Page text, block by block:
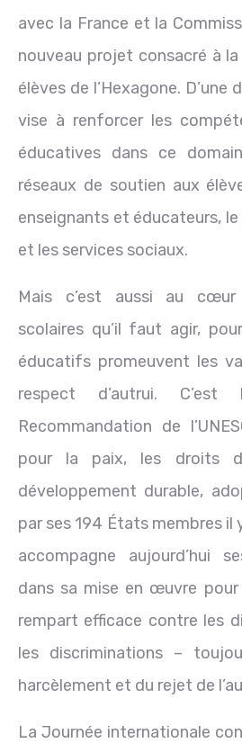
avec la France et la
nouveau projet consacré à
élèves de l’Hexagone. D’une
vise à renforcer les
éducatives dans ce
réseaux de soutien aux
enseignants et éducateurs,
et les services sociaux.
Mais c’est aussi au cœur
scolaires qu’il faut agir,
éducatifs promeuvent les
respect d’autrui.
Recommandation de
pour la paix, les droits
développement durable,
par ses 194 États membres il y
accompagne aujourd’hui
dans sa mise en œuvre pour
rempart efficace contre les
les discriminations –
harcèlement et du rejet de
La Journée internationale